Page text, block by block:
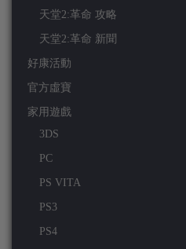
天堂2:革命 攻略
天堂2:革命 新聞
好康活動
官方虛寶
家用遊戲
3DS
PC
PS VITA
PS3
PS4